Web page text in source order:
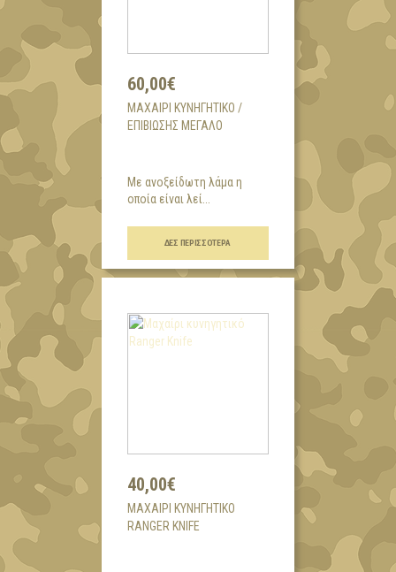
60,00€
ΜΑΧΑΊΡΙ ΚΥΝΗΓΗΤΙΚΌ /
ΕΠΙΒΊΩΣΗΣ ΜΕΓΆΛΟ
Με ανοξείδωτη λάμα η
οποία είναι λεί...
ΔΕΣ ΠΕΡΙΣΣΌΤΕΡΑ
40,00€
ΜΑΧΑΊΡΙ ΚΥΝΗΓΗΤΙΚΌ
RANGER KNIFE